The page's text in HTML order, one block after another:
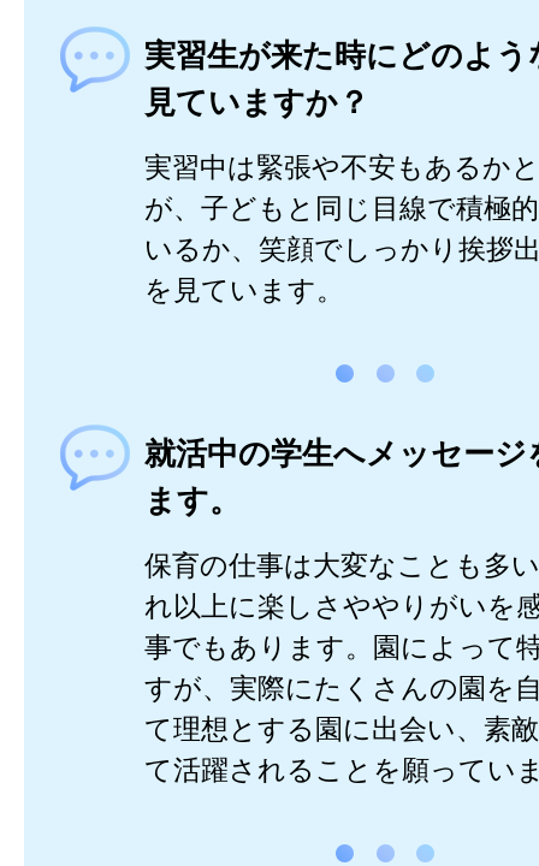
実習生が来た時にどのよ
見ていますか？
実習中は緊張や不安もあるか
が、子どもと同じ目線で積極
いるか、笑顔でしっかり挨拶
を見ています。
就活中の学生へメッセージ
ます。
保育の仕事は大変なことも多
れ以上に楽しさややりがいを
事でもあります。園によって
すが、実際にたくさんの園を
て理想とする園に出会い、素
て活躍されることを願ってい